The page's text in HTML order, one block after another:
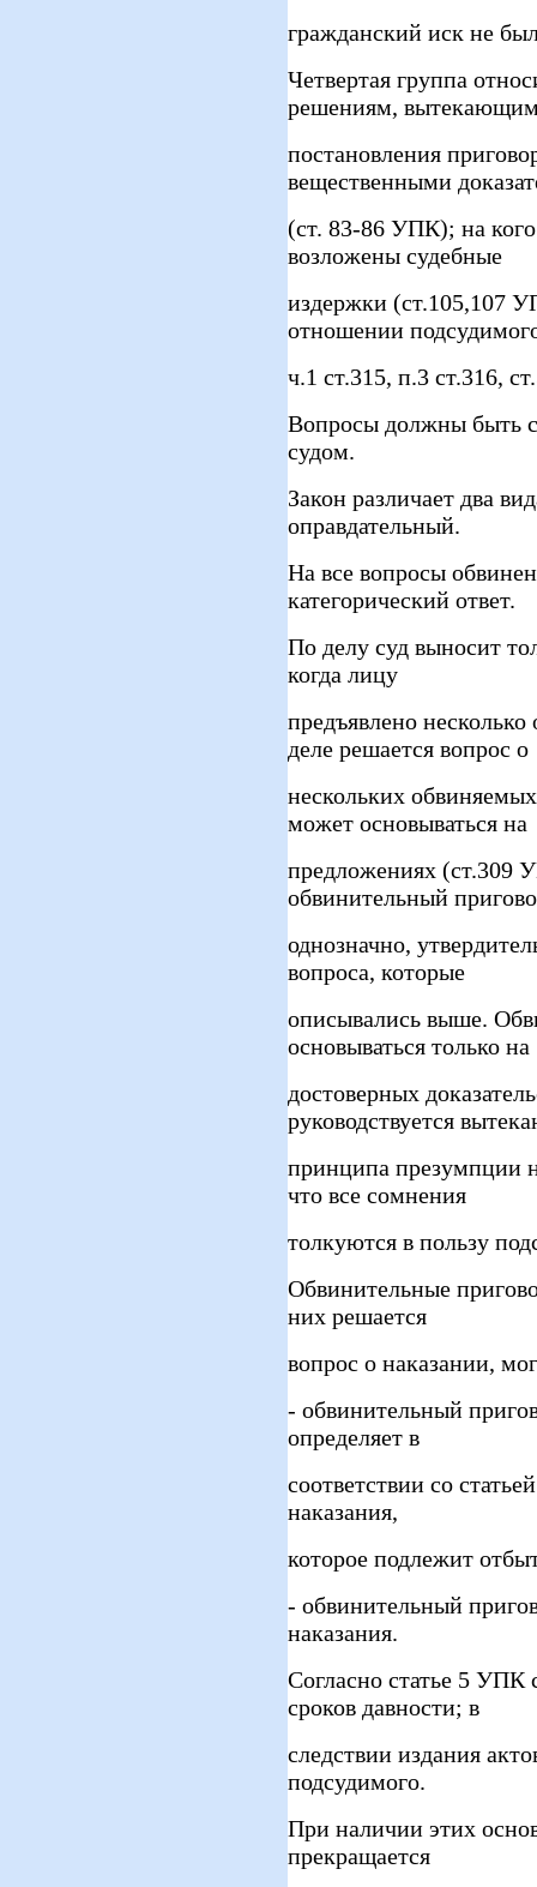
гражданский иск не
Четвертая группа
решениям,
постановления
вещественными
(ст. 83-86 УПК); на
возложены судебные
издержки (ст.105,107
отношении
ч.1 ст.315, п.3 ст.316,
Вопросы должны быть
судом.
Закон различает два
оправдательный.
На все вопросы
категорический ответ.
По делу суд выносит
когда лицу
предъявлено
деле решается вопрос о
нескольких
может основываться на
предложениях (ст.309
обвинительный
однозначно,
вопроса, которые
описывались выше.
основываться только на
достоверных
руководствуется
принципа презумпции
что все сомнения
толкуются в пользу
Обвинительные
них решается
вопрос о наказании,
- обвинительный
определяет в
соответствии со
наказания,
которое подлежит
- обвинительный
наказания.
Согласно статье 5 УПК
сроков давности; в
следствии издания
подсудимого.
При наличии этих
прекращается